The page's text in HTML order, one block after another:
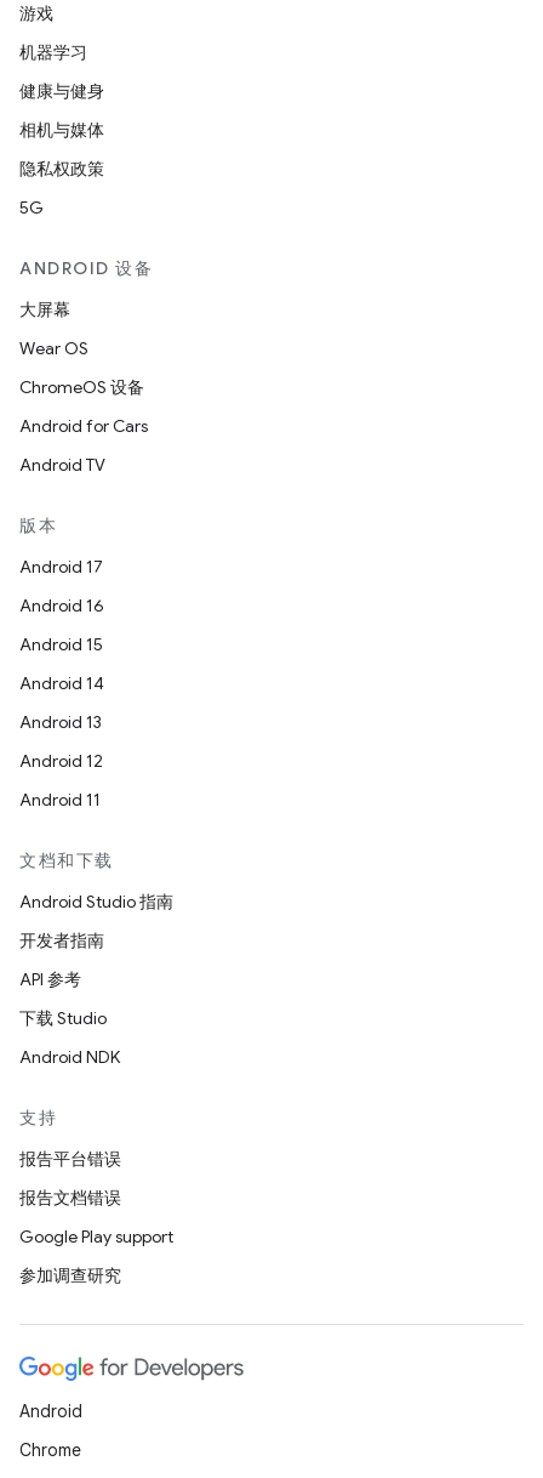
游戏
机器学习
健康与健身
相机与媒体
隐私权政策
5G
ANDROID 设备
大屏幕
Wear OS
ChromeOS 设备
Android for Cars
Android TV
版本
Android 17
Android 16
Android 15
Android 14
Android 13
Android 12
Android 11
文档和下载
Android Studio 指南
开发者指南
API 参考
下载 Studio
Android NDK
支持
报告平台错误
报告文档错误
Google Play support
参加调查研究
Android
Chrome